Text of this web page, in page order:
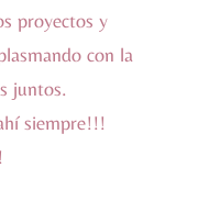
proyectos y
con la
juntos.
siempre!!!